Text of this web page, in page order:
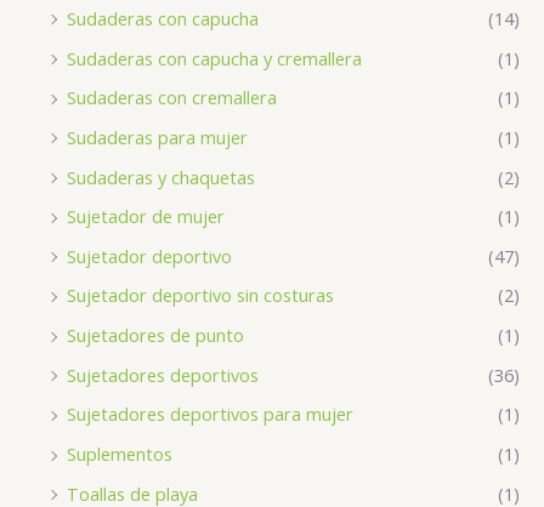
Sudaderas con capucha
(14)
Sudaderas con capucha y cremallera
(1)
Sudaderas con cremallera
(1)
Sudaderas para mujer
(1)
Sudaderas y chaquetas
(2)
Sujetador de mujer
(1)
Sujetador deportivo
(47)
Sujetador deportivo sin costuras
(2)
Sujetadores de punto
(1)
Sujetadores deportivos
(36)
Sujetadores deportivos para mujer
(1)
Suplementos
(1)
Toallas de playa
(1)